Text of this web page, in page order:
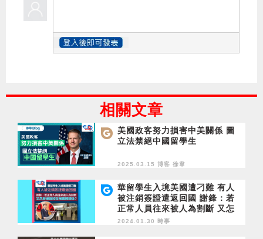
相關文章
美國政客努力損害中美關係 圖
立法禁絕中國留學生
2025.03.15 博客 徐韋
華留學生入境美國遭刁難 有人
被注銷簽證遣返回國 謝鋒：若
正常人員往來被人為割斷 又怎
麼維護和發展兩國關係？
2024.01.30 時事